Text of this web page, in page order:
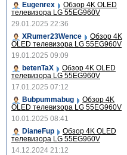
Eugenrex
Обзор 4K OLED
телевизора LG 55EG960V
29.01.2025 22:36
XRumer23Wence
Обзор 4K
OLED телевизора LG 55EG960V
19.01.2025 09:09
betenTaX
Обзор 4K OLED
телевизора LG 55EG960V
17.01.2025 07:12
Bubpummabug
Обзор 4K
OLED телевизора LG 55EG960V
10.01.2025 08:41
DianeFup
Обзор 4K OLED
телевизора LG 55EG960V
14.12.2024 21:12